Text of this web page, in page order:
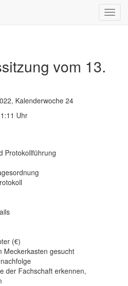
vom 13.
Kalenderwoche 24
Uhr
Protokollführung
(€)
Meckerkasten gesucht
der Fachschaft erkennen,